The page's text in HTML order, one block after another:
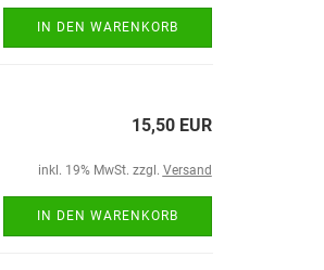
IN DEN WARENKORB
15,50 EUR
inkl. 19% MwSt. zzgl. Versand
IN DEN WARENKORB